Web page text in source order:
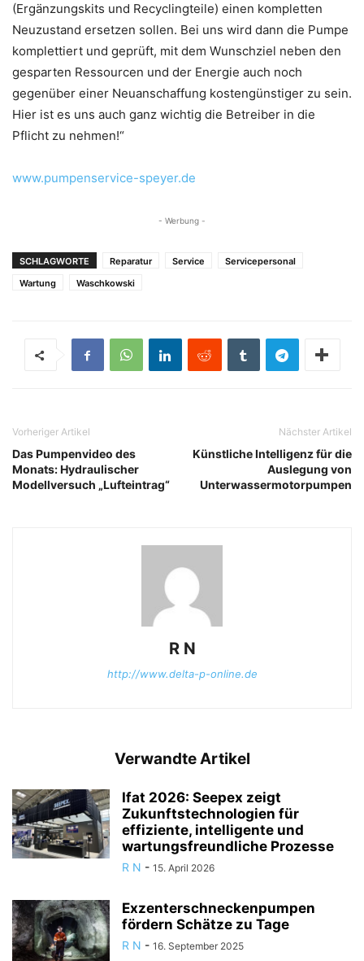
(Ergänzungskits und Recyclingteile) einen kompletten
Neuzustand ersetzen sollen. Bei uns wird dann die Pumpe
komplettiert und geprüft, mit dem Wunschziel neben den
gesparten Ressourcen und der Energie auch noch
gegenüber einer Neuanschaffung kostengünstiger zu sein.
Hier ist es uns auch ganz wichtig die Betreiber in die
Pflicht zu nehmen!“
www.pumpenservice-speyer.de
- Werbung -
SCHLAGWORTE Reparatur Service
Servicepersonal
Wartung
Waschkowski
Vorheriger Artikel
Das Pumpenvideo des
Monats: Hydraulischer
Modellversuch „Lufteintrag“
Nächster Artikel
Künstliche Intelligenz für die
Auslegung von
Unterwassermotorpumpen
R N
http://www.delta-p-online.de
Verwandte Artikel
Ifat 2026: Seepex zeigt
Zukunftstechnologien für
effiziente, intelligente und
wartungsfreundliche Prozesse
R N - 15. April 2026
Exzenterschneckenpumpen
fördern Schätze zu Tage
R N - 16. September 2025